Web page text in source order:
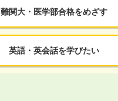
難関大・医学部合格をめざす
英語・英会話を学びたい